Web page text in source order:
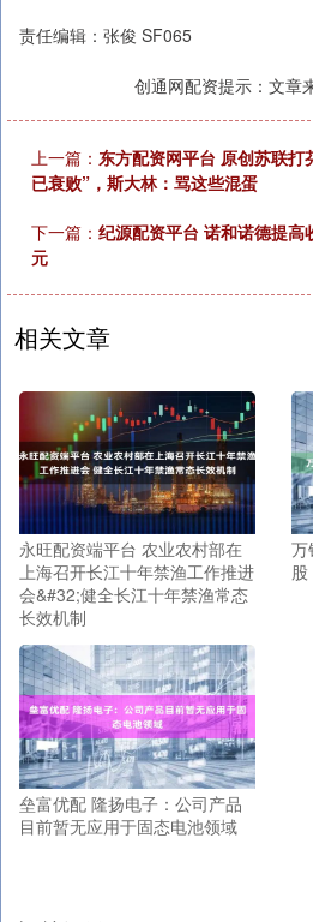
责任编辑：张俊 SF065
创通网配资提示：文章
上一篇： 东方配资网平台 原创苏联
已衰败”，斯大林：骂这些混蛋
下一篇： 纪源配资平台 诺和诺德提
元
相关文章
永旺配资端平台 农业农村部在
上海召开长江十年禁渔工作推进
会&#32;健全长江十年禁渔常态
长效机制
万
股
垒富优配 隆扬电子：公司产品
目前暂无应用于固态电池领域